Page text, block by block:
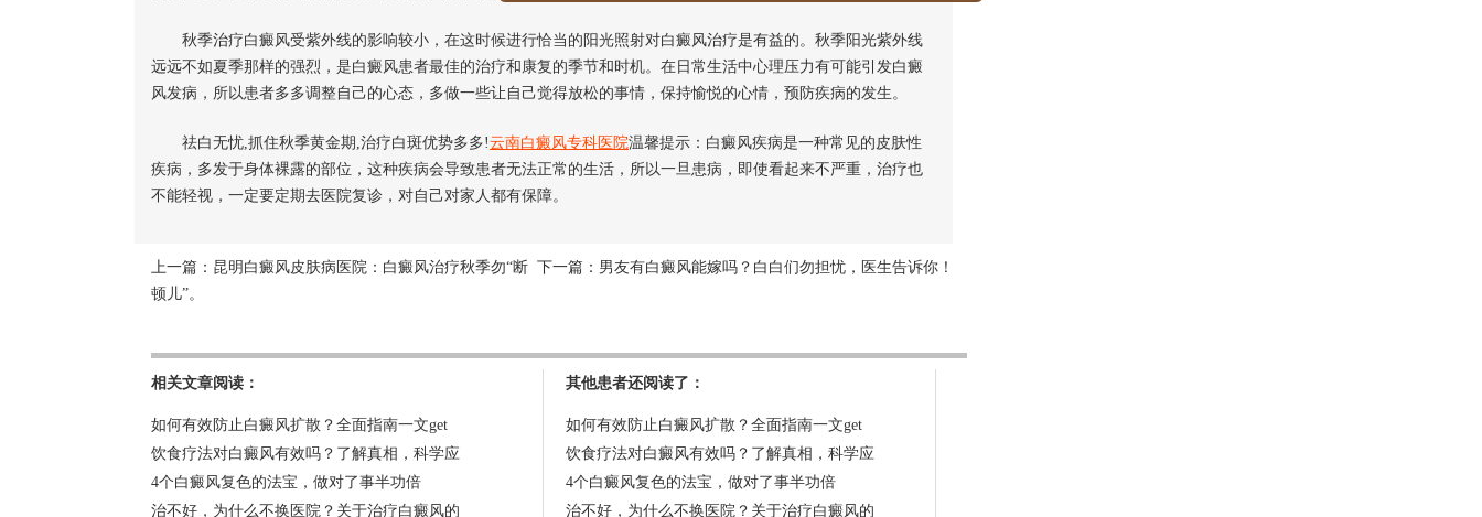
秋季治疗白癜风受紫外线的影响较小，在这时候进行恰当的阳光照射对白癜风治疗是有益的。秋季阳光紫外线
远远不如夏季那样的强烈，是白癜风患者最佳的治疗和康复的季节和时机。在日常生活中心理压力有可能引发白癜
风发病，所以患者多多调整自己的心态，多做一些让自己觉得放松的事情，保持愉悦的心情，预防疾病的发生。
祛白无忧,抓住秋季黄金期,治疗白斑优势多多!云南白癜风专科医院温馨提示：白癜风疾病是一种常见的皮肤性
疾病，多发于身体裸露的部位，这种疾病会导致患者无法正常的生活，所以一旦患病，即使看起来不严重，治疗也
不能轻视，一定要定期去医院复诊，对自己对家人都有保障。
上一篇： 昆明白癜风皮肤病医院：白癜风治疗秋季勿“断
顿儿”。
下一篇： 男友有白癜风能嫁吗？白白们勿担忧，医生告诉你！
相关文章阅读：
如何有效防止白癜风扩散？全面指南一文get
饮食疗法对白癜风有效吗？了解真相，科学应
4个白癜风复色的法宝，做对了事半功倍
治不好，为什么不换医院？关于治疗白癜风的
其他患者还阅读了：
如何有效防止白癜风扩散？全面指南一文get
饮食疗法对白癜风有效吗？了解真相，科学应
4个白癜风复色的法宝，做对了事半功倍
治不好，为什么不换医院？关于治疗白癜风的